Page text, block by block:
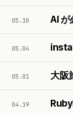
05.10 AI が
05.04
05.01 大阪
04.19